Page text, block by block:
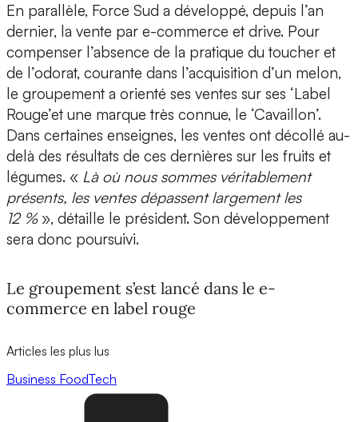
En parallèle, Force Sud a développé, depuis l’an
dernier, la vente par e-commerce et drive. Pour
compenser l’absence de la pratique du toucher et
de l’odorat, courante dans l’acquisition d’un melon,
le groupement a orienté ses ventes sur ses ‘Label
Rouge’et une marque très connue, le ‘Cavaillon’.
Dans certaines enseignes, les ventes ont décollé au-
delà des résultats de ces dernières sur les fruits et
légumes. « Là où nous sommes véritablement
présents, les ventes dépassent largement les
12 % », détaille le président. Son développement
sera donc poursuivi.
Le groupement s’est lancé dans le e-
commerce en label rouge
Articles les plus lus
Business FoodTech